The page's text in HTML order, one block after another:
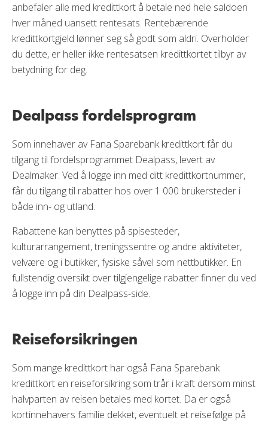
anbefaler alle med kredittkort å betale ned hele saldoen
hver måned uansett rentesats. Rentebærende
kredittkortgjeld lønner seg så godt som aldri. Overholder
du dette, er heller ikke rentesatsen kredittkortet tilbyr av
betydning for deg.
Dealpass fordelsprogram
Som innehaver av Fana Sparebank kredittkort får du
tilgang til fordelsprogrammet Dealpass, levert av
Dealmaker. Ved å logge inn med ditt kredittkortnummer,
får du tilgang til rabatter hos over 1 000 brukersteder i
både inn- og utland.
Rabattene kan benyttes på spisesteder,
kulturarrangement, treningssentre og andre aktiviteter,
velvære og i butikker, fysiske såvel som nettbutikker. En
fullstendig oversikt over tilgjengelige rabatter finner du ved
å logge inn på din Dealpass-side.
Reiseforsikringen
Som mange kredittkort har også Fana Sparebank
kredittkort en reiseforsikring som trår i kraft dersom minst
halvparten av reisen betales med kortet. Da er også
kortinnehavers familie dekket, eventuelt et reisefølge på